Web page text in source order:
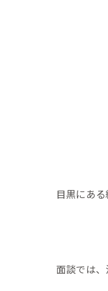
目黒にあ
面談では